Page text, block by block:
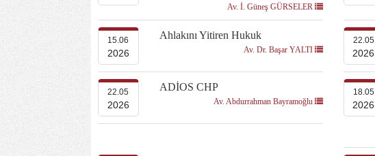
Av. İ. Güneş GÜRSELER
15.06
2026
Ahlakını Yitiren Hukuk
Av. Dr. Başar YALTI
22.05
2026
22.05
2026
ADİOS CHP
Av. Abdurrahman Bayramoğlu
18.05
2026